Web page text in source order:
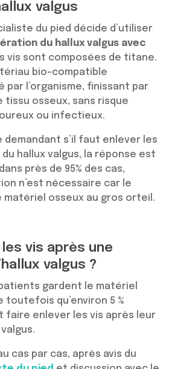
valgus
du pied décide d’utiliser
du hallux valgus avec
vis sont composées de titane.
bio-compatible
l’organisme, finissant par
osseux, sans risque
ou infectieux.
demandant s’il faut enlever les
hallux valgus, la réponse est
près de 95% des cas,
n’est nécessaire car le
osseux au gros orteil.
vis après une
valgus ?
patients gardent le matériel
toutefois qu’environ 5 %
faire enlever les vis après leur
cas par cas, après avis du